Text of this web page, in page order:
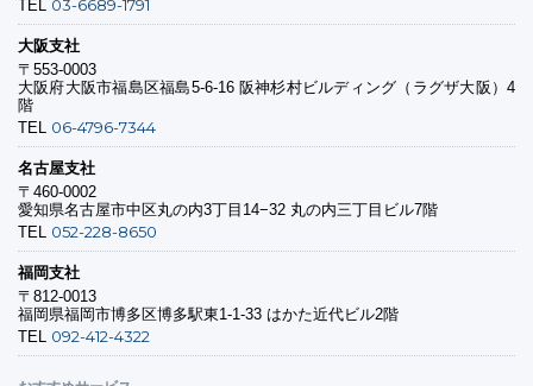
TEL 03-6689-1791
大阪支社
〒553-0003
大阪府大阪市福島区福島5-6-16 阪神杉村ビルディング（ラグザ大阪）4
階
TEL 06-4796-7344
名古屋支社
〒460-0002
愛知県名古屋市中区丸の内3丁目14−32 丸の内三丁目ビル7階
TEL 052-228-8650
福岡支社
〒812-0013
福岡県福岡市博多区博多駅東1-1-33 はかた近代ビル2階
TEL 092-412-4322